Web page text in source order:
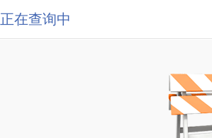
正在查询中